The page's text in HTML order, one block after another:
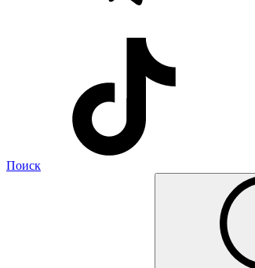
Поиск